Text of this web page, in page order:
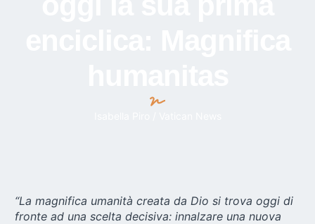
“La magnifica umanità creata da Dio si trova oggi di
fronte ad una scelta decisiva: innalzare una nuova